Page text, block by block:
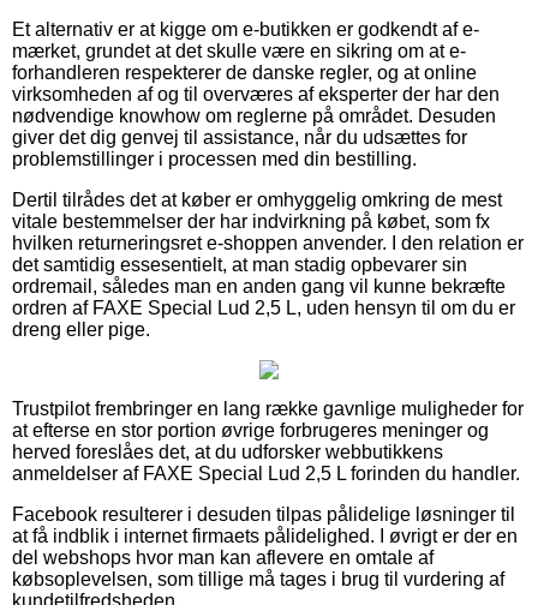
Et alternativ er at kigge om e-butikken er godkendt af e-
mærket, grundet at det skulle være en sikring om at e-
forhandleren respekterer de danske regler, og at online
virksomheden af og til overværes af eksperter der har den
nødvendige knowhow om reglerne på området. Desuden
giver det dig genvej til assistance, når du udsættes for
problemstillinger i processen med din bestilling.
Dertil tilrådes det at køber er omhyggelig omkring de mest
vitale bestemmelser der har indvirkning på købet, som fx
hvilken returneringsret e-shoppen anvender. I den relation er
det samtidig essesentielt, at man stadig opbevarer sin
ordremail, således man en anden gang vil kunne bekræfte
ordren af FAXE Special Lud 2,5 L, uden hensyn til om du er
dreng eller pige.
Trustpilot frembringer en lang række gavnlige muligheder for
at efterse en stor portion øvrige forbrugeres meninger og
herved foreslåes det, at du udforsker webbutikkens
anmeldelser af FAXE Special Lud 2,5 L forinden du handler.
Facebook resulterer i desuden tilpas pålidelige løsninger til
at få indblik i internet firmaets pålidelighed. I øvrigt er der en
del webshops hvor man kan aflevere en omtale af
købsoplevelsen, som tillige må tages i brug til vurdering af
kundetilfredsheden.